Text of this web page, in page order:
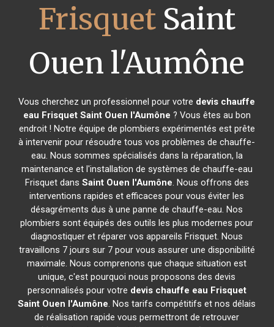
FrisquetSaint
Ouen l'Aumône
Vous cherchez un professionnel pour votre devis chauffe
eau Frisquet Saint Ouen l'Aumône ? Vous êtes au bon
endroit ! Notre équipe de plombiers expérimentés est prête
à intervenir pour résoudre tous vos problèmes de chauffe-
eau. Nous sommes spécialisés dans la réparation, la
maintenance et l'installation de systèmes de chauffe-eau
Frisquet dans Saint Ouen l'Aumône. Nous offrons des
interventions rapides et efficaces pour vous éviter les
désagréments dus à une panne de chauffe-eau. Nos
plombiers sont équipés des outils les plus modernes pour
diagnostiquer et réparer vos appareils Frisquet. Nous
travaillons 7 jours sur 7 pour vous assurer une disponibilité
maximale. Nous comprenons que chaque situation est
unique, c'est pourquoi nous proposons des devis
personnalisés pour votre devis chauffe eau Frisquet
Saint Ouen l'Aumône. Nos tarifs compétitifs et nos délais
de réalisation rapide vous permettront de retrouver